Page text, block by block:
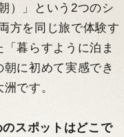
）」という2つのシ
方を同じ旅で体験す
暮らすように泊ま
に初めて実感でき
です。
スポットはどこで